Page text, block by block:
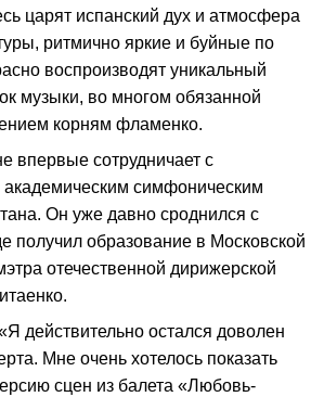
царят испанский дух и атмосфера
ритмично яркие и буйные по
воспроизводят уникальный
музыки, во многом обязанной
корням фламенко.
впервые сотрудничает с
академическим симфоническим
Он уже давно сроднился с
получил образование в Московской
отечественной дирижерской
действительно остался доволен
Мне очень хотелось показать
сцен из балета «Любовь-